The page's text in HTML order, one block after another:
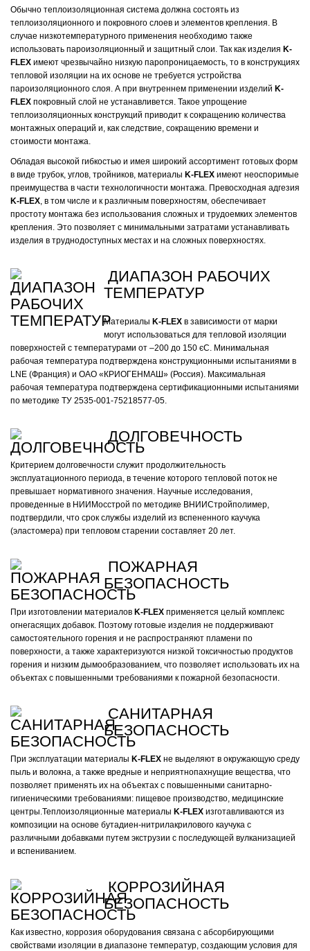
Обычно теплоизоляционная система должна состоять из
теплоизоляционного и покровного слоев и элементов крепления. В
случае низкотемпературного применения необходимо также
использовать пароизоляционный и защитный слои. Так как изделия K-
FLEX имеют чрезвычайно низкую паропроницаемость, то в конструкциях
тепловой изоляции на их основе не требуется устройства
пароизоляционного слоя. А при внутреннем применении изделий K-
FLEX покровный слой не устанавливется. Такое упрощение
теплоизоляционных конструкций приводит к сокращению количества
монтажных операций и, как следствие, сокращению времени и
стоимости монтажа.
Обладая высокой гибкостью и имея широкий ассортимент готовых форм
в виде трубок, углов, тройников, материалы K-FLEX имеют неоспоримые
преимущества в части технологичности монтажа. Превосходная адгезия
K-FLEX, в том числе и к различным поверхностям, обеспечивает
простоту монтажа без использования сложных и трудоемких элементов
крепления. Это позволяет с минимальными затратами устанавливать
изделия в труднодоступных местах и на сложных поверхностях.
ДИАПАЗОН РАБОЧИХ
ТЕМПЕРАТУР
Материалы K-FLEX в зависимости от марки
могут использоваться для тепловой изоляции
поверхностей с температурами от –200 до 150 єС. Минимальная
рабочая температура подтверждена конструкционными испытаниями в
LNE (Франция) и ОАО «КРИОГЕНМАШ» (Россия). Максимальная
рабочая температура подтверждена сертификационными испытаниями
по методике ТУ 2535-001-75218577-05.
ДОЛГОВЕЧНОСТЬ
Критерием долговечности служит продолжительность
эксплуатационного периода, в течение которого тепловой поток не
превышает нормативного значения. Научные исследования,
проведенные в НИИМосстрой по методике ВНИИСтройполимер,
подтвердили, что срок службы изделий из вспененного каучука
(эластомера) при тепловом старении составляет 20 лет.
ПОЖАРНАЯ
БЕЗОПАСНОСТЬ
При изготовлении материалов K-FLEX применяется целый комплекс
огнегасящих добавок. Поэтому готовые изделия не поддерживают
самостоятельного горения и не распространяют пламени по
поверхности, а также характеризуются низкой токсичностью продуктов
горения и низким дымообразованием, что позволяет использовать их на
объектах с повышенными требованиями к пожарной безопасности.
САНИТАРНАЯ
БЕЗОПАСНОСТЬ
При эксплуатации материалы K-FLEX не выделяют в окружающую среду
пыль и волокна, а также вредные и неприятнопахнущие вещества, что
позволяет применять их на объектах с повышенными санитарно-
гигиеническими требованиями: пищевое производство, медицинские
центры.Теплоизоляционные материалы K-FLEX изготавливаются из
композиции на основе бутадиен-нитрилакрилового каучука с
различными добавками путем экструзии с последующей вулканизацией
и вспениванием.
КОРРОЗИЙНАЯ
БЕЗОПАСНОСТЬ
Как известно, коррозия оборудования связана с абсорбирующими
свойствами изоляции в диапазоне температур, создающим условия для